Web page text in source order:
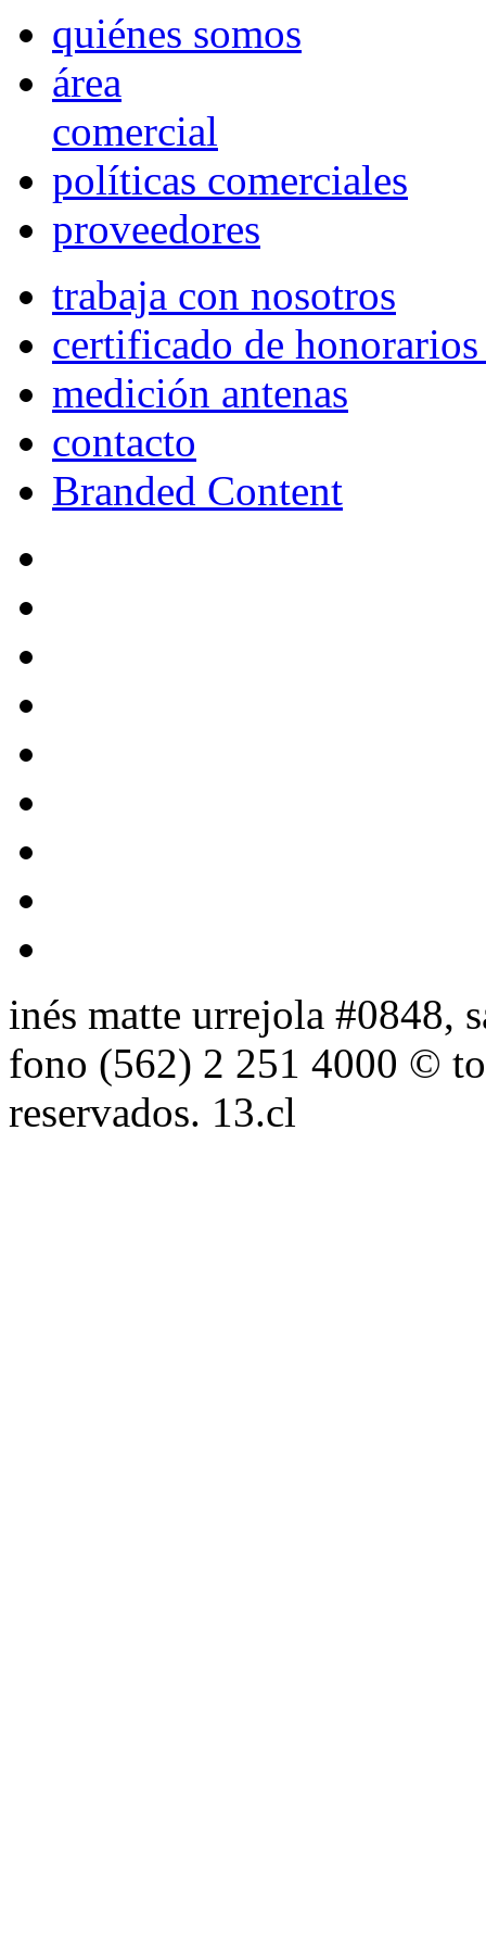
quiénes somos
área
comercial
políticas comerciales
proveedores
trabaja con nosotros
certificado de
medición antenas
contacto
Branded Content
inés matte urrejola #0848,
fono (562) 2 251 4000 ©
reservados. 13.cl